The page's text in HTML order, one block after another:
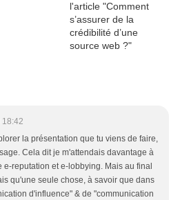
18:42
la présentation que tu viens de faire,
Cela dit je m'attendais davantage à
e-reputation et e-lobbying. Mais au final
qu'une seule chose, à savoir que dans
d'influence" & de "communication